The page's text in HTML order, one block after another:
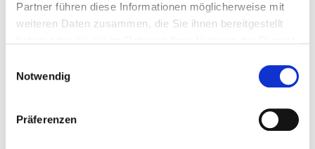
Partner führen diese Informationen möglicherweise mit
weiteren Daten zusammen, die Sie ihnen bereitgestellt
Notwendig
Präferenzen
sichten, bewerten und erschließen Ihr Material und
sorgen somit dafür, dass es der Nachwelt und der
Was übernimmt das Frauenarchiv?
Manuskripte, Briefe, Vereinsakten, Chroniken,